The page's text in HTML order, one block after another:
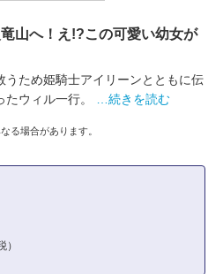
山へ！え!?この可愛い幼女が
うため姫騎士アイリーンとともに伝
ウィル一行。
…続きを読む
る場合があります。